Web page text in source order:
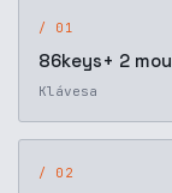
/ 01
86keys+ 2
Klávesa
/ 02